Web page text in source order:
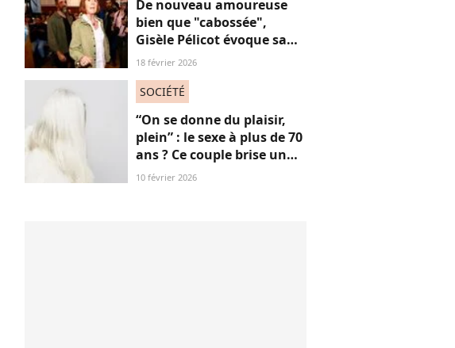
De nouveau amoureuse
bien que "cabossée",
Gisèle Pélicot évoque sa
nouvelle vie avec
18 février 2026
SOCIÉTÉ
“On se donne du plaisir,
plein” : le sexe à plus de 70
ans ? Ce couple brise un
non-dit sur ces images
10 février 2026